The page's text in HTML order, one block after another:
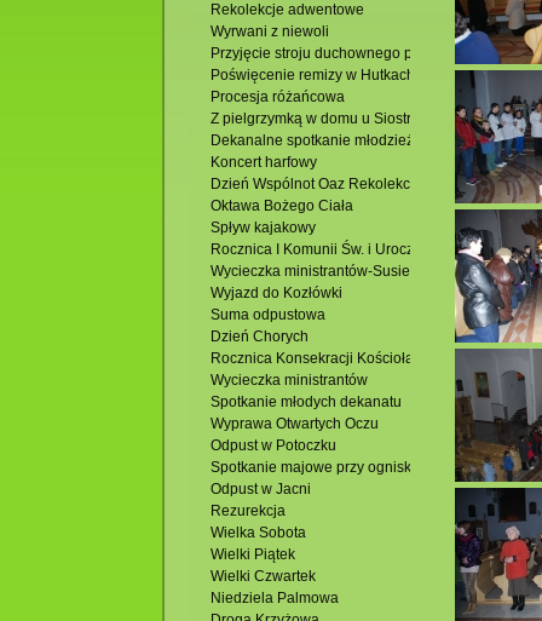
Rekolekcje adwentowe
Wyrwani z niewoli
Przyjęcie stroju duchownego przez alumna
Poświęcenie remizy w Hutkach
Procesja różańcowa
Z pielgrzymką w domu u Siostry Faustyny
Dekanalne spotkanie młodzieży
Koncert harfowy
Dzień Wspólnot Oaz Rekolekcyjnych
Oktawa Bożego Ciała
Spływ kajakowy
Rocznica I Komunii Św. i Uroczystość Bożego
Wycieczka ministrantów-Susiec
Wyjazd do Kozłówki
Suma odpustowa
Dzień Chorych
Rocznica Konsekracji Kościoła
Wycieczka ministrantów
Spotkanie młodych dekanatu
Wyprawa Otwartych Oczu
Odpust w Potoczku
Spotkanie majowe przy ognisku
Odpust w Jacni
Rezurekcja
Wielka Sobota
Wielki Piątek
Wielki Czwartek
Niedziela Palmowa